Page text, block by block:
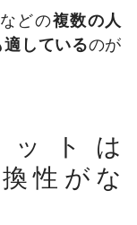
どの複数の人
しているのが
ットは
性がな